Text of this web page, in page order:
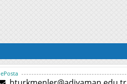
ePosta